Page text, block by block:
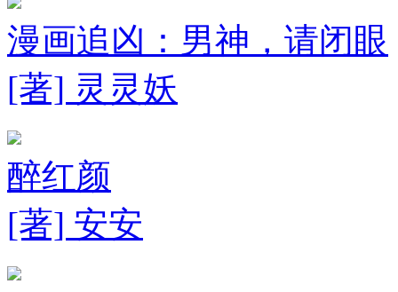
漫画追凶：男神，请闭眼
[著] 灵灵妖
醉红颜
[著] 安安